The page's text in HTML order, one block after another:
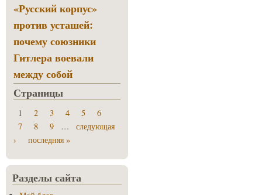
«Русский корпус»
против усташей:
почему союзники
Гитлера воевали
между собой
Страницы
1 2 3 4 5
6
7
8 9 …
следующая
›
последняя »
Разделы сайта